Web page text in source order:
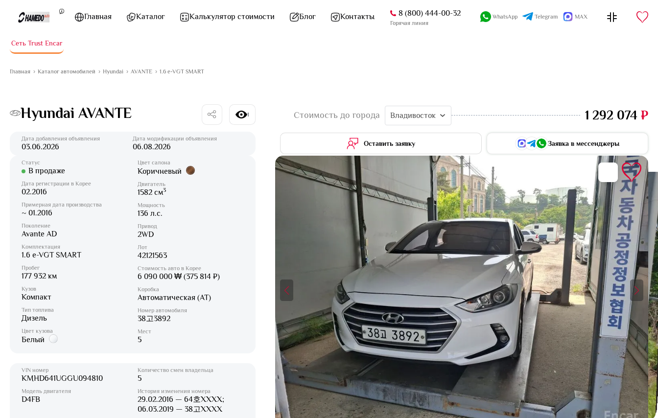
Главная
Каталог Калькулятор стоимости Блог Контакты 8 (800) 444-00-32
Горячая линия
WhatsApp Telegram MAX
Сеть Trust Encar
Главная Каталог автомобилей Hyundai AVANTE 1.6 e-VGT SMART
Hyundai AVANTE 1
Дата добавления объявления
03.06.2026
Дата модификации объявления
06.08.2026
Стоимость до города Владивосток 1 292 074 ₽
Оставить заявку Заявка в мессенджеры
Статус
В продаже
Дата регистрации в Корее
02.2016
Примерная дата производства
~ 01.2016
Поколение
Avante AD
Комплектация
1.6 e-VGT SMART
Пробег
177 932 км
Кузов
Компакт
Тип топлива
Дизель
Цвет кузова
Белый
Цвет салона
Коричневый
Двигатель
1582 см3
Мощность
136 л.с.
Привод
2WD
Лот
42121563
Стоимость авто в Корее
6 090 000 ₩ (375 814 ₽)
Коробка
Автоматическая (AT)
Номер автомобиля
38고3892
Мест
5
VIN номер
KMHD641UGGU094810
Модель двигателя
D4FB
Количество смен владельца
5
История изменения номера
29.02.2016 — 64호XXXX;
06.03.2019 — 38고XXXX